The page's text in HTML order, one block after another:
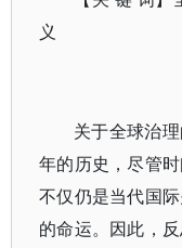
义
关于全球治
年的历史，尽管
不仅仍是当代国
的命运。因此，